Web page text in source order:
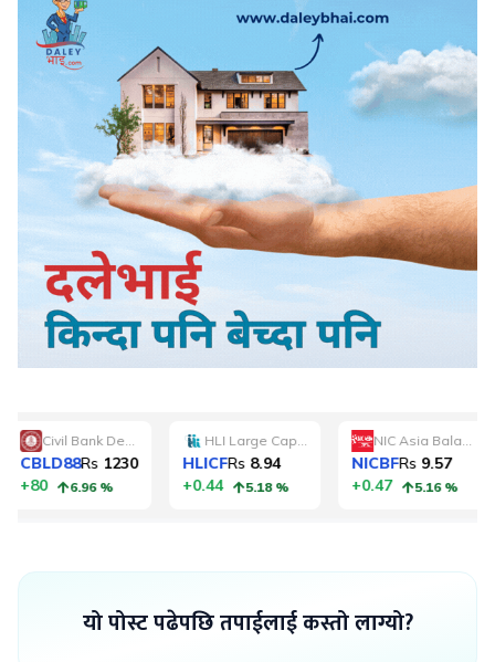
यो पोस्ट पढेपछि तपाईलाई कस्तो लाग्यो?